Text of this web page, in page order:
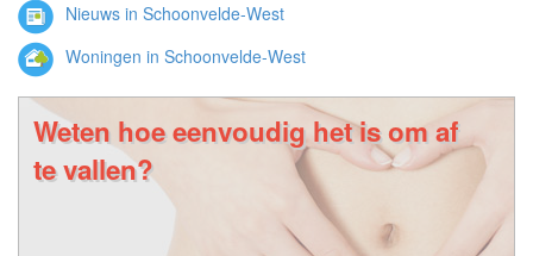
Nieuws in Schoonvelde-West
Woningen in Schoonvelde-West
Weten hoe eenvoudig het is om af
te vallen?